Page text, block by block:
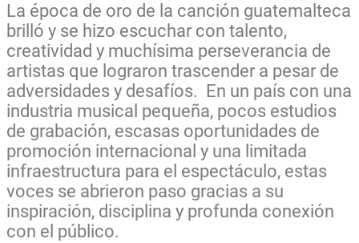
La época de oro de la canción guatemalteca
brilló y se hizo escuchar con talento,
creatividad y muchísima perseverancia de
artistas que lograron trascender a pesar de
adversidades y desafíos. En un país con una
industria musical pequeña, pocos estudios
de grabación, escasas oportunidades de
promoción internacional y una limitada
infraestructura para el espectáculo, estas
voces se abrieron paso gracias a su
inspiración, disciplina y profunda conexión
con el público.